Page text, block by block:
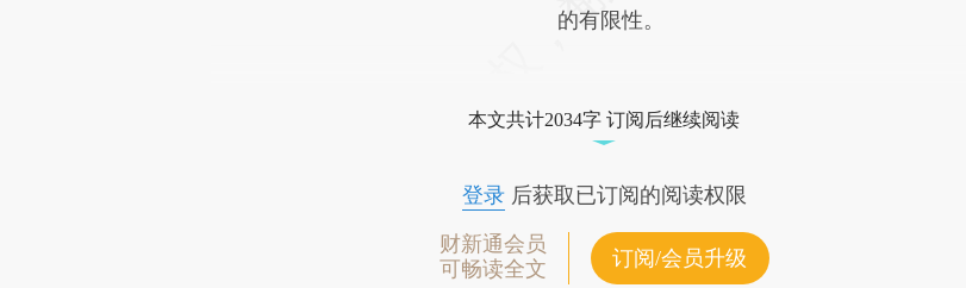
的有限性。
本文共计2034字 订阅后继续阅读
登录后获取已订阅的阅读权限
财新通会员
可畅读全文
订阅/会员升级